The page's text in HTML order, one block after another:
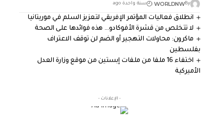
By
WORLDNW سنة واحدة ago
انطلاق فعاليات المؤتمر الإفريقي لتعزيز السلم في موريتانيا
لا تتخلص من قشرة الأفوكادو… هذه فوائدها على الصحة
ماكرون: محاولات التهجير أو الضم لن توقف الاعتراف
بفلسطين
اختفاء 16 ملفا من ملفات إبستين من موقع وزارة العدل
الأميركية
- الإعلانات -